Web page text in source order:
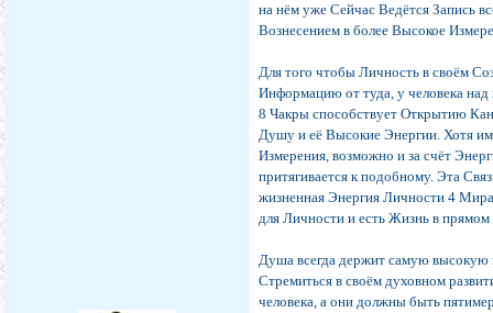
на нём уже Сейчас Ведётся Запись
Вознесением в более Высокое
Для того чтобы Личность в своём
Информацию от туда, у человека
8 Чакры способствует Открытию
Душу и её Высокие Энергии. Хотя
Измерения, возможно и за счёт
притягивается к подобному. Эта
жизненная Энергия Личности 4
для Личности и есть Жизнь в прямом
Душа всегда держит самую
Стремиться в своём духовном
человека, а они должны быть